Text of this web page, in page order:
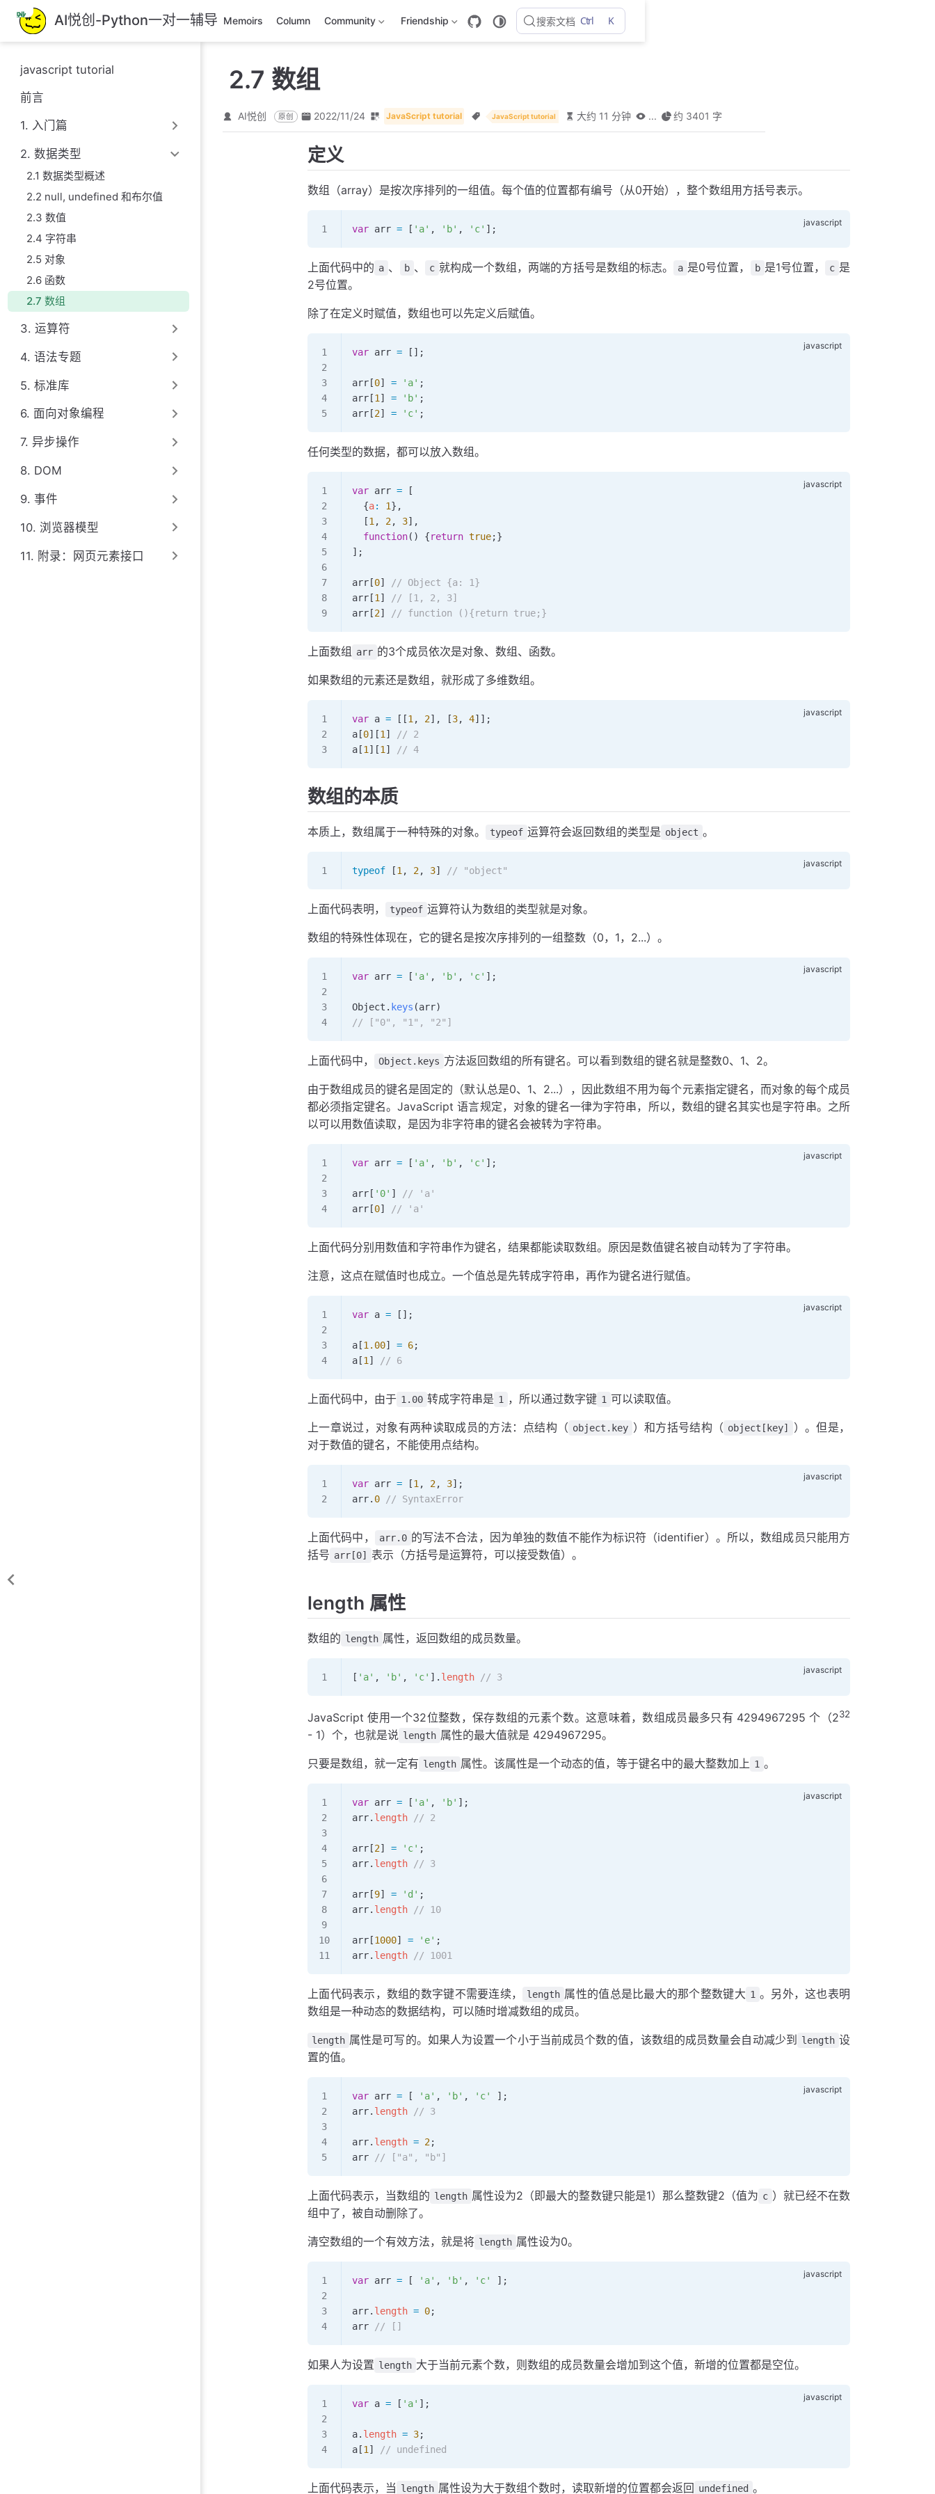
跳
至
主
內
容
AI悦创-Python一对一辅导 Memoirs Column Community Friendship 搜索文档 Ctrl K
javascript tutorial
前言
1. 入门篇
2. 数据类型
2.1 数据类型概述
2.2 null, undefined 和布尔值
2.3 数值
2.4 字符串
2.5 对象
2.6 函数
2.7 数组
3. 运算符
4. 语法专题
5. 标准库
6. 面向对象编程
7. 异步操作
8. DOM
9. 事件
10. 浏览器模型
11. 附录：网页元素接口
2.7 数组
AI悦创 原创 2022/11/24 JavaScript tutorial JavaScript tutorial 大约 11 分钟 ... 约 3401 字
定义
数组（array）是按次序排列的一组值。每个值的位置都有编号（从0开始），整个数组用方括号表示。
var arr = [ 'a' , 'b' , 'c' ];
上面代码中的 a 、 b 、 c 就构成一个数组，两端的方括号是数组的标志。 a 是0号位置， b 是1号位置， c 是
2号位置。
除了在定义时赋值，数组也可以先定义后赋值。
var arr = [];
arr [0] = 'a' ;
arr [1 ] = 'b' ;
arr [2] = 'c' ;
任何类型的数据，都可以放入数组。
var arr = [
  {
a: 1},
  [
1 , 2, 3],
  function
() {return true;}
];
arr [0]
// Object {a: 1}
arr [1 ]
// [1, 2, 3]
arr [2] // function (){return true;}
上面数组 arr 的3个成员依次是对象、数组、函数。
如果数组的元素还是数组，就形成了多维数组。
var a = [[1 , 2], [3, 4]];
a [0][1 ]
// 2
a [1 ][1 ] // 4
数组的本质
本质上，数组属于一种特殊的对象。 typeof 运算符会返回数组的类型是 object 。
typeof [1 , 2, 3] // "object"
上面代码表明， typeof 运算符认为数组的类型就是对象。
数组的特殊性体现在，它的键名是按次序排列的一组整数（0，1，2...）。
var arr = [ 'a' , 'b' , 'c' ];
Object . keys (arr)
// ["0", "1", "2"]
上面代码中， Object.keys 方法返回数组的所有键名。可以看到数组的键名就是整数0、1、2。
由于数组成员的键名是固定的（默认总是0、1、2...），因此数组不用为每个元素指定键名，而对象的每个成员
都必须指定键名。JavaScript 语言规定，对象的键名一律为字符串，所以，数组的键名其实也是字符串。之所
以可以用数值读取，是因为非字符串的键名会被转为字符串。
var arr = [ 'a' , 'b' , 'c' ];
arr [ '0' ]
// 'a'
arr [0] // 'a'
上面代码分别用数值和字符串作为键名，结果都能读取数组。原因是数值键名被自动转为了字符串。
注意，这点在赋值时也成立。一个值总是先转成字符串，再作为键名进行赋值。
var a = [];
a [1.00] = 6;
a [1 ] // 6
上面代码中，由于 1.00 转成字符串是 1 ，所以通过数字键 1 可以读取值。
上一章说过，对象有两种读取成员的方法：点结构（ object.key ）和方括号结构（ object[key]
）。但是，
对于数值的键名，不能使用点结构。
var arr = [1 , 2, 3];
arr. 0 // SyntaxError
上面代码中， arr.0 的写法不合法，因为单独的数值不能作为标识符（identifier）。所以，数组成员只能用方
括号 arr[0] 表示（方括号是运算符，可以接受数值）。
length 属性
数组的 length 属性，返回数组的成员数量。
[ 'a' , 'b' , 'c' ]. length // 3
JavaScript 使用一个32位整数，保存数组的元素个数。这意味着，数组成员最多只有 4294967295 个（232
- 1）个，也就是说 length 属性的最大值就是 4294967295。
只要是数组，就一定有 length 属性。该属性是一个动态的值，等于键名中的最大整数加上 1 。
var arr = [ 'a' , 'b' ];
arr. length // 2
arr [2] = 'c' ;
arr. length // 3
arr [9] = 'd' ;
arr. length // 10
arr [1000] = 'e' ;
arr. length // 1001
上面代码表示，数组的数字键不需要连续， length 属性的值总是比最大的那个整数键大 1 。另外，这也表明
数组是一种动态的数据结构，可以随时增减数组的成员。
length 属性是可写的。如果人为设置一个小于当前成员个数的值，该数组的成员数量会自动减少到 length 设
置的值。
var arr = [ 'a' , 'b' , 'c'
];
arr. length // 3
arr. length = 2;
arr // ["a", "b"]
上面代码表示，当数组的 length 属性设为2（即最大的整数键只能是1）那么整数键2（值为 c ）就已经不在数
组中了，被自动删除了。
清空数组的一个有效方法，就是将 length 属性设为0。
var arr = [ 'a' , 'b' , 'c' ];
arr. length = 0;
arr // []
如果人为设置 length 大于当前元素个数，则数组的成员数量会增加到这个值，新增的位置都是空位。
var a = [ 'a' ];
a. length = 3;
a [1 ] // undefined
上面代码表示，当 length 属性设为大于数组个数时，读取新增的位置都会返回 undefined 。